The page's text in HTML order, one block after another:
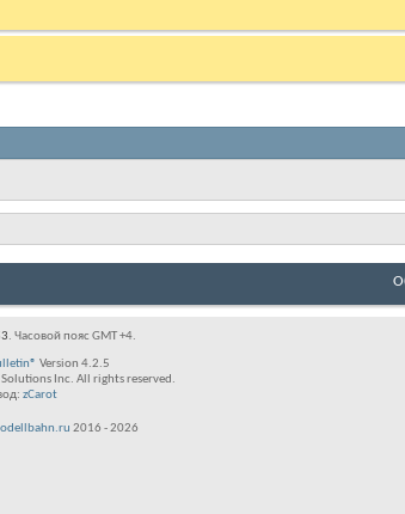
. Часовой пояс GMT +4.
Version 4.2.5
Inc. All rights reserved.
zCarot
2016 -2026